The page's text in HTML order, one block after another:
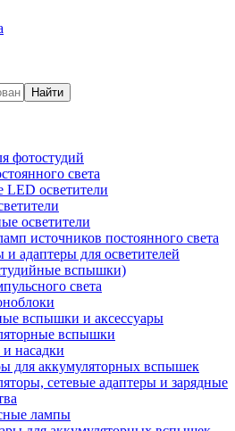
фотостудий
света
LED осветители
осветители
источников постоянного света
адаптеры для осветителей
вспышки)
света
вспышки и аксессуары
вспышки
насадки
для аккумуляторных вспышек
сетевые адаптеры и зарядные
лампы